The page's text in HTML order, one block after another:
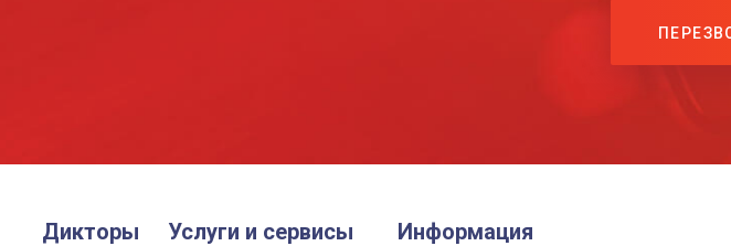
Дикторы Услуги и сервисы Информация